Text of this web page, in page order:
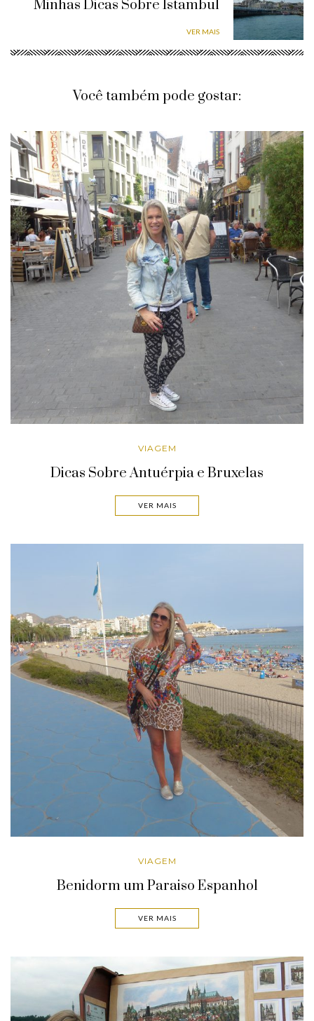
Minhas Dicas Sobre Istambul
VER MAIS
Você também pode gostar:
VIAGEM
Dicas Sobre Antuérpia e Bruxelas
VER MAIS
VIAGEM
Benidorm um Paraiso Espanhol
VER MAIS